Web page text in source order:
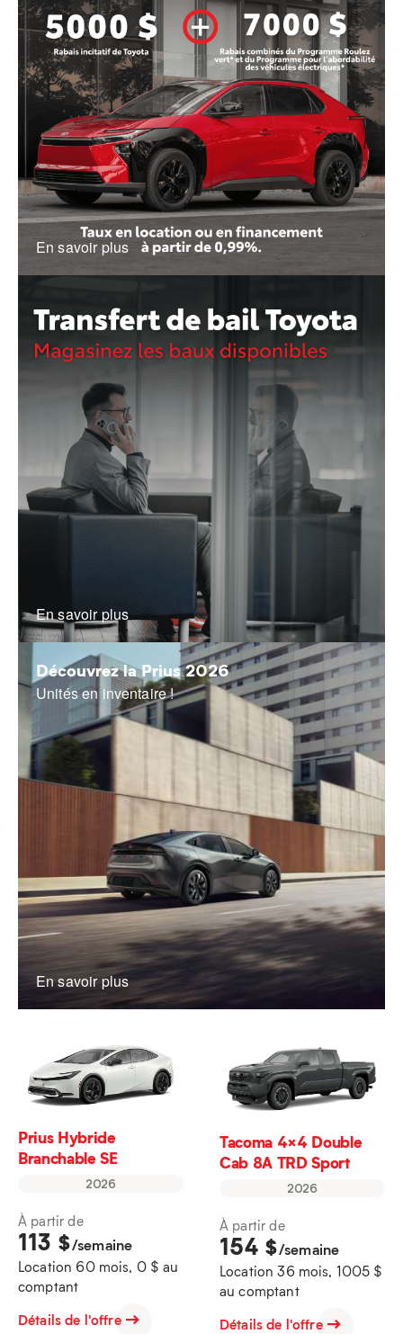
En savoir plus
En savoir plus
Découvrez la Prius 2026
Unités en inventaire !
En savoir plus
Prius Hybride
Branchable SE
2026
À partir de
113 $/semaine
Location 60 mois, 0 $ au
comptant
Détails de l'offre
Tacoma 4×4 Double
Cab 8A TRD Sport
2026
À partir de
154 $/semaine
Location 36 mois, 1005 $
au comptant
Détails de l'offre